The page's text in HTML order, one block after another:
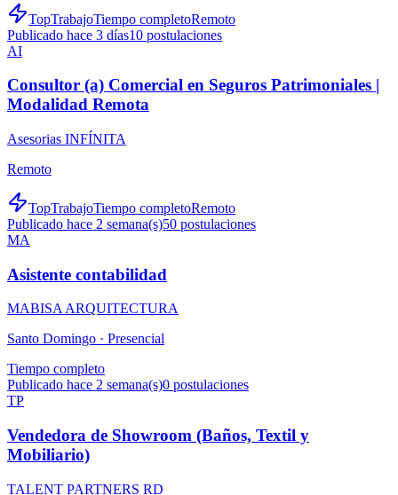
TopTrabajoTiempo completoRemoto
Publicado hace 3 días10 postulaciones
AI
Consultor (a) Comercial en Seguros Patrimoniales |
Modalidad Remota
Asesorias INFÍNITA
Remoto
TopTrabajoTiempo completoRemoto
Publicado hace 2 semana(s)50 postulaciones
MA
Asistente contabilidad
MABISA ARQUITECTURA
Santo Domingo · Presencial
Tiempo completo
Publicado hace 2 semana(s)0 postulaciones
TP
Vendedora de Showroom (Baños, Textil y
Mobiliario)
TALENT PARTNERS RD